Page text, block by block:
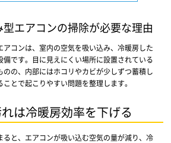
エアコンの掃除が必要な理由
コンは、室内の空気を吸い込み、冷暖房した
備です。目に見えにくい場所に設置されている
のの、内部にはホコリやカビが少しずつ蓄積し
とで起こりやすい問題を整理します。
は冷暖房効率を下げる
ると、エアコンが吸い込む空気の量が減り、冷